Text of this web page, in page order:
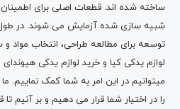
ساخته شده اند. قطعات اصلی برای
شبیه سازی شده آزمایش می شوند. در طول
توسعه برای مطالعه طراحی، انتخاب
لوازم یدکی کیا و خرید لوازم یدکی هیوندای
میتوانیم در این امر به شما کمک نماییم.
را در اختیار شما قرار می دهیم و بر آنیم